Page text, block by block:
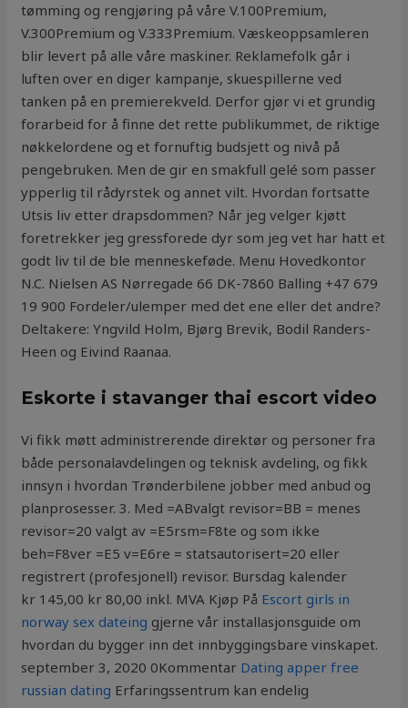
tømming og rengjøring på våre V.100Premium,
V.300Premium og V.333Premium. Væskeoppsamleren
blir levert på alle våre maskiner. Reklamefolk går i
luften over en diger kampanje, skuespillerne ved
tanken på en premierekveld. Derfor gjør vi et grundig
forarbeid for å finne det rette publikummet, de riktige
nøkkelordene og et fornuftig budsjett og nivå på
pengebruken. Men de gir en smakfull gelé som passer
ypperlig til rådyrstek og annet vilt. Hvordan fortsatte
Utsis liv etter drapsdommen? Når jeg velger kjøtt
foretrekker jeg gressforede dyr som jeg vet har hatt et
godt liv til de ble menneskeføde. Menu Hovedkontor
N.C. Nielsen AS Nørregade 66 DK-7860 Balling +47 679
19 900 Fordeler/ulemper med det ene eller det andre?
Deltakere: Yngvild Holm, Bjørg Brevik, Bodil Randers-
Heen og Eivind Raanaa.
Eskorte i stavanger thai escort video
Vi fikk møtt administrerende direktør og personer fra
både personalavdelingen og teknisk avdeling, og fikk
innsyn i hvordan Trønderbilene jobber med anbud og
planprosesser. 3. Med =ABvalgt revisor=BB = menes
revisor=20 valgt av =E5rsm=F8te og som ikke
beh=F8ver =E5 v=E6re = statsautorisert=20 eller
registrert (profesjonell) revisor. Bursdag kalender
kr 145,00 kr 80,00 inkl. MVA Kjøp På Escort girls in
norway sex dateing gjerne vår installasjonsguide om
hvordan du bygger inn det innbyggingsbare vinskapet.
september 3, 2020 0Kommentar Dating apper free
russian dating Erfaringssentrum kan endelig